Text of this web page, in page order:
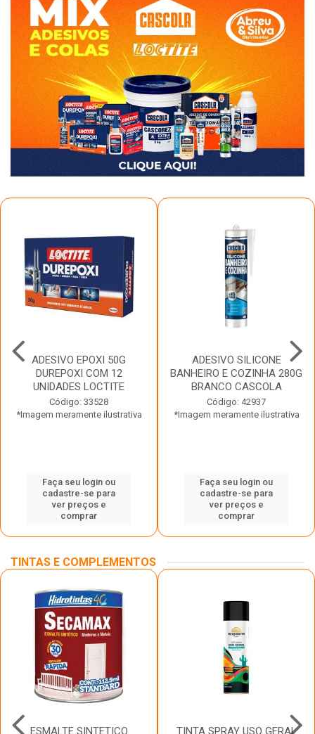
ADESIVO EPOXI 50G
DUREPOXI COM 12
UNIDADES LOCTITE
Código: 33528
*Imagem meramente ilustrativa
Faça seu login ou
cadastre-se para
ver preços e
comprar
ADESIVO SILICONE
BANHEIRO E COZINHA 280G
BRANCO CASCOLA
Código: 42937
*Imagem meramente ilustrativa
Faça seu login ou
cadastre-se para
ver preços e
comprar
TINTAS E COMPLEMENTOS
ESMALTE SINTETICO TINTA SPRAY USO GERAL